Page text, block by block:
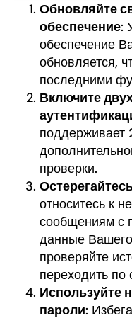
Обновляйте
обеспечение:
обеспечение
обновляется,
последними
Включите
поддерживает
проверки.
относитесь к
сообщениям с
данные
проверяйте
переходить по
Используйте
пароли: